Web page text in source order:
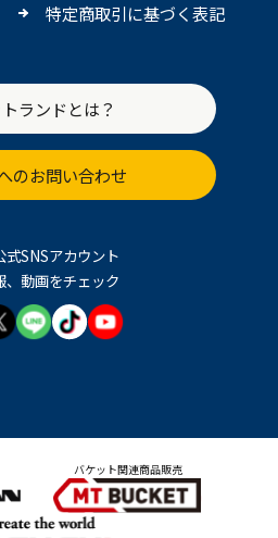
特定商取引に基づく表記
ランドとは？
のお問い合わせ
式SNSアカウント
、動画をチェック
バケット関連商品販売